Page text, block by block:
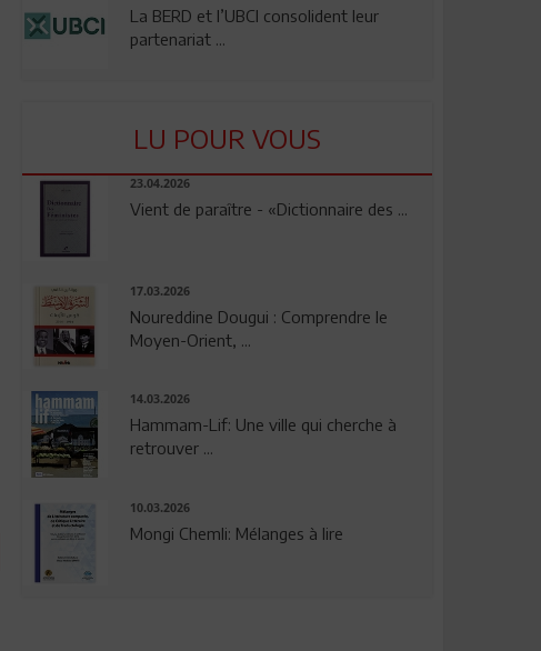
La BERD et l’UBCI consolident leur
partenariat ...
LU POUR VOUS
23.04.2026
Vient de paraître - «Dictionnaire des ...
17.03.2026
Noureddine Dougui : Comprendre le
Moyen-Orient, ...
14.03.2026
Hammam-Lif: Une ville qui cherche à
retrouver ...
10.03.2026
Mongi Chemli: Mélanges à lire